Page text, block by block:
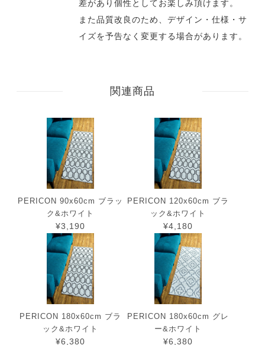
差があり個性としてお楽しみ頂けます。
また品質改良のため、デザイン・仕様・サ
イズを予告なく変更する場合があります。
関連商品
PERICON 90x60cm ブラッ
ク&ホワイト
¥3,190
PERICON 120x60cm ブラ
ック&ホワイト
¥4,180
PERICON 180x60cm ブラ
ック&ホワイト
¥6,380
PERICON 180x60cm グレ
ー&ホワイト
¥6,380